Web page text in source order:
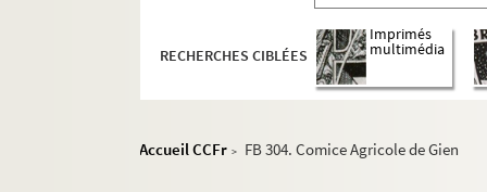
RECHERCHES CIBLÉES
Imprimés
multimédia
Accueil CCFr > FB 304. Comice Agricole de Gien